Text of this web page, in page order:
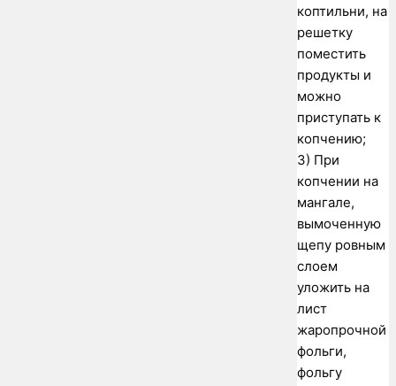
коптильни, на
решетку
поместить
продукты и
можно
приступать к
копчению;
3) При
копчении на
мангале,
вымоченную
щепу ровным
слоем
уложить на
лист
жаропрочной
фольги,
фольгу